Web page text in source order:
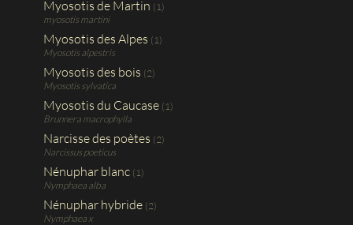
Myosotis de Martin (1)
myosotis martini
Myosotis des Alpes (1)
Myosotis alpestris
Myosotis des bois (2)
Myosotis sylvatica
Myosotis du Caucase (1)
Brunnera macrophylla
Narcisse des poètes (2)
Narcissus poeticus
Nénuphar blanc (1)
Nymphaea alba
Nénuphar hybride (2)
Nymphaea x